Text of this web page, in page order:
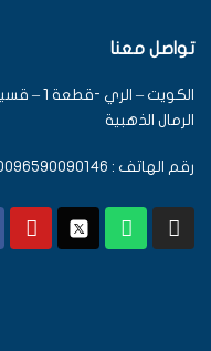
تواصل معنا
الرمال الذهبية
رقم الهاتف : 0096590090146